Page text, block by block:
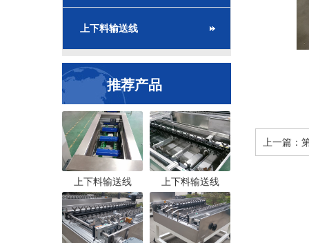
上下料输送线
推荐产品
上下料输送线 上下料输送线
上一篇：